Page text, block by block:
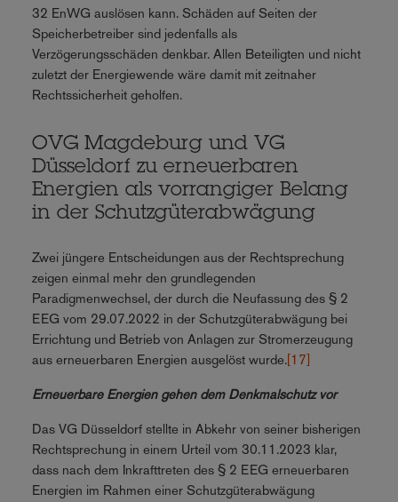
32 EnWG auslösen kann. Schäden auf Seiten der
Speicherbetreiber sind jedenfalls als
Verzögerungsschäden denkbar. Allen Beteiligten und nicht
zuletzt der Energiewende wäre damit mit zeitnaher
Rechtssicherheit geholfen.
OVG Magdeburg und VG
Düsseldorf zu erneuerbaren
Energien als vorrangiger Belang
in der Schutzgüterabwägung
Zwei jüngere Entscheidungen aus der Rechtsprechung
zeigen einmal mehr den grundlegenden
Paradigmenwechsel, der durch die Neufassung des § 2
EEG vom 29.07.2022 in der Schutzgüterabwägung bei
Errichtung und Betrieb von Anlagen zur Stromerzeugung
aus erneuerbaren Energien ausgelöst wurde.[17]
Erneuerbare Energien gehen dem Denkmalschutz vor
Das VG Düsseldorf stellte in Abkehr von seiner bisherigen
Rechtsprechung in einem Urteil vom 30.11.2023 klar,
dass nach dem Inkrafttreten des § 2 EEG erneuerbaren
Energien im Rahmen einer Schutzgüterabwägung